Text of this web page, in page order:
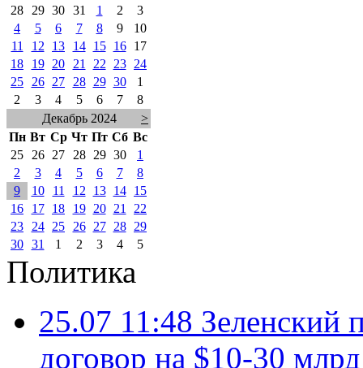
28
29 30 31 1 2
3
4
5 6 7 8 9
10
11
12 13 14 15 16
17
18
19 20 21 22 23
24
25
26 27 28 29 30
1
2
3 4 5 6 7
8
Декабрь 2024
>
Пн Вт Ср Чт Пт Сб Вс
25
26 27 28 29 30
1
2
3 4 5 6 7
8
9
10 11 12 13 14
15
16
17 18 19 20 21
22
23
24 25 26 27 28
29
30 31 1 2 3 4 5
Политика
25.07 11:48 Зеленский
договор на $10-30